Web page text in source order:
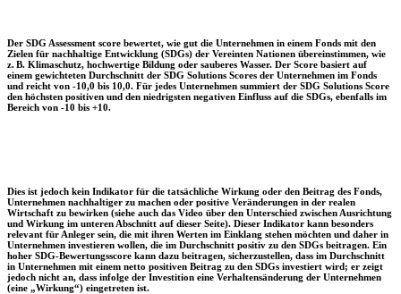
Der SDG Assessment score bewertet, wie gut die Unternehmen in einem Fonds mit den
Zielen für nachhaltige Entwicklung (SDGs) der Vereinten Nationen übereinstimmen, wie
z. B. Klimaschutz, hochwertige Bildung oder sauberes Wasser. Der Score basiert auf
einem gewichteten Durchschnitt der SDG Solutions Scores der Unternehmen im Fonds
und reicht von -10,0 bis 10,0. Für jedes Unternehmen summiert der SDG Solutions Score
den höchsten positiven und den niedrigsten negativen Einfluss auf die SDGs, ebenfalls im
Bereich von -10 bis +10.
Dies ist jedoch kein Indikator für die tatsächliche Wirkung oder den Beitrag des Fonds,
Unternehmen nachhaltiger zu machen oder positive Veränderungen in der realen
Wirtschaft zu bewirken (siehe auch das Video über den Unterschied zwischen Ausrichtung
und Wirkung im unteren Abschnitt auf dieser Seite). Dieser Indikator kann besonders
relevant für Anleger sein, die mit ihren Werten im Einklang stehen möchten und daher in
Unternehmen investieren wollen, die im Durchschnitt positiv zu den SDGs beitragen. Ein
hoher SDG-Bewertungsscore kann dazu beitragen, sicherzustellen, dass im Durchschnitt
in Unternehmen mit einem netto positiven Beitrag zu den SDGs investiert wird; er zeigt
jedoch nicht an, dass infolge der Investition eine Verhaltensänderung der Unternehmen
(eine „Wirkung“) eingetreten ist.